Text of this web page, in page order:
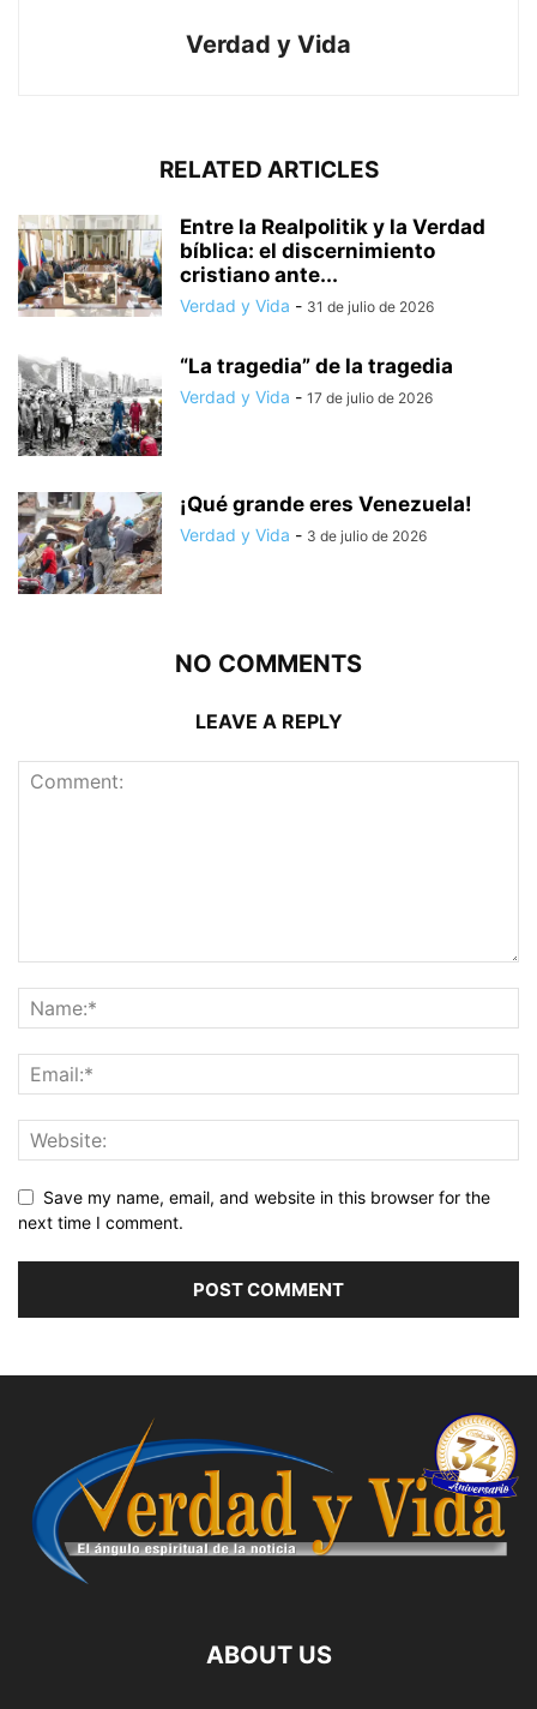
Verdad y Vida
RELATED ARTICLES
Entre la Realpolitik y la Verdad
bíblica: el discernimiento
cristiano ante...
Verdad y Vida - 31 de julio de 2026
“La tragedia” de la tragedia
Verdad y Vida - 17 de julio de 2026
¡Qué grande eres Venezuela!
Verdad y Vida - 3 de julio de 2026
NO COMMENTS
LEAVE A REPLY
Save my name, email, and website in this browser for the
next time I comment.
ABOUT US